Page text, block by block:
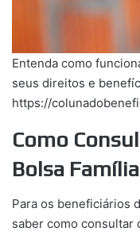
Entenda como
seus direitos e
https://
Como
Bolsa Família
Para os beneficiários
saber como consultar